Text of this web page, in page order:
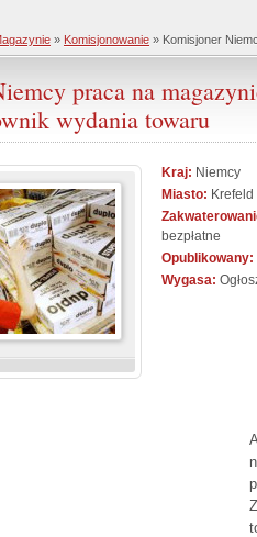
» Komisjonowanie » Komisjoner
praca na
wydania towaru
Kraj: Niemcy
Miasto: Krefeld
bezpłatne
Opublikowany:
Wygasa: